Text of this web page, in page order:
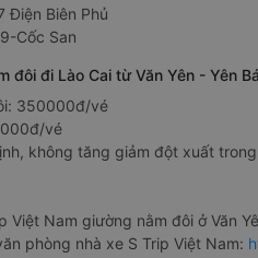
Điện Biên Phủ
Cốc San
đôi đi Lào Cai từ Văn Yên - Yên
350000đ/vé
vé
không tăng giảm đột xuất
Việt Nam giường nằm đôi ở Văn
phòng nhà xe S Trip Việt Nam: